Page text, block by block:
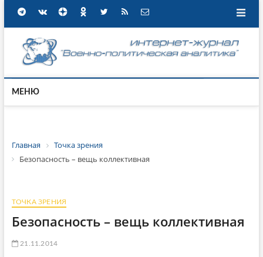
МЕНЮ
Главная
Точка зрения
Безопасность – вещь коллективная
ТОЧКА ЗРЕНИЯ
Безопасность – вещь коллективная
21.11.2014